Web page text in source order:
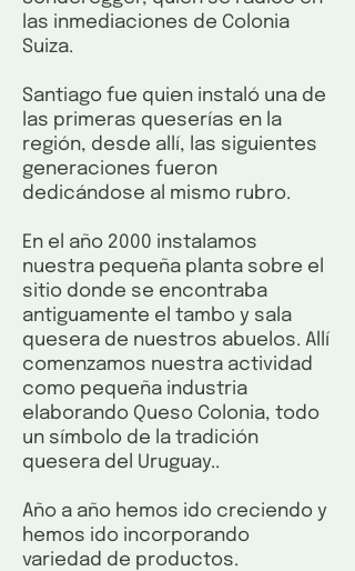
las inmediaciones de Colonia
Suiza.
Santiago fue quien instaló una de
las primeras queserías en la
región, desde allí, las siguientes
generaciones fueron
dedicándose al mismo rubro.
En el año 2000 instalamos
nuestra pequeña planta sobre el
sitio donde se encontraba
antiguamente el tambo y sala
quesera de nuestros abuelos. Allí
comenzamos nuestra actividad
como pequeña industria
elaborando Queso Colonia, todo
un símbolo de la tradición
quesera del Uruguay..
Año a año hemos ido creciendo y
hemos ido incorporando
variedad de productos.